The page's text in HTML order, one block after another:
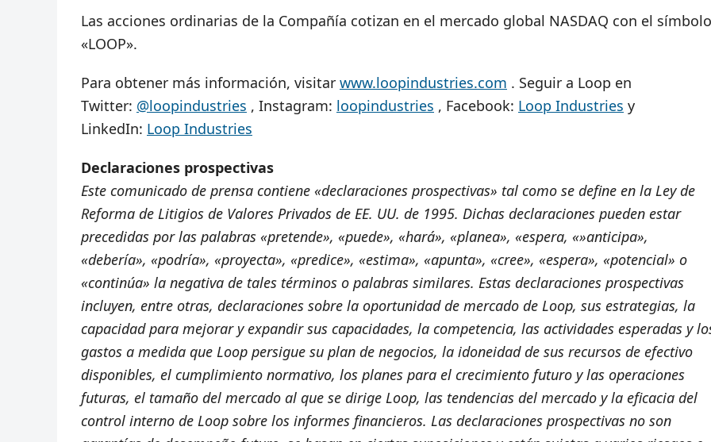
Las acciones ordinarias de la Compañía cotizan en el mercado global NASDAQ con el símbolo
«LOOP».
Para obtener más información, visitar www.loopindustries.com . Seguir a Loop en
Twitter: @loopindustries , Instagram: loopindustries , Facebook: Loop Industries y
LinkedIn: Loop Industries
Declaraciones prospectivas
Este comunicado de prensa contiene «declaraciones prospectivas» tal como se define en la Ley de
Reforma de Litigios de Valores Privados de EE. UU. de 1995. Dichas declaraciones pueden estar
precedidas por las palabras «pretende», «puede», «hará», «planea», «espera, «»anticipa»,
«debería», «podría», «proyecta», «predice», «estima», «apunta», «cree», «espera», «potencial» o
«continúa» la negativa de tales términos o palabras similares. Estas declaraciones prospectivas
incluyen, entre otras, declaraciones sobre la oportunidad de mercado de Loop, sus estrategias, la
capacidad para mejorar y expandir sus capacidades, la competencia, las actividades esperadas y
gastos a medida que Loop persigue su plan de negocios, la idoneidad de sus recursos de efectivo
disponibles, el cumplimiento normativo, los planes para el crecimiento futuro y las operaciones
futuras, el tamaño del mercado al que se dirige Loop, las tendencias del mercado y la eficacia del
control interno de Loop sobre los informes financieros. Las declaraciones prospectivas no son